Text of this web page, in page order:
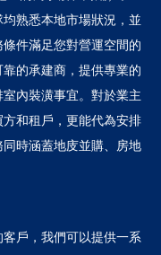
熟悉本地市場狀況，並
件滿足您對營運空間的
的承建商，提供專業的
內裝潢事宜。對於業主
和租戶，更能代為安排
時涵蓋地庋並購、房地
戶，我們可以提供一系